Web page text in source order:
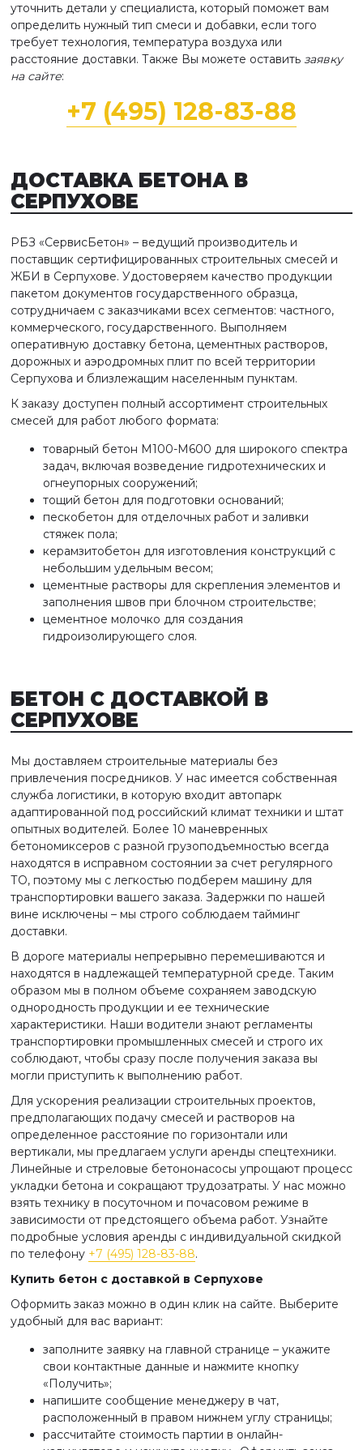
уточнить детали у специалиста, который поможет вам
определить нужный тип смеси и добавки, если того
требует технология, температура воздуха или
расстояние доставки. Также Вы можете оставить заявку
на сайте:
+7 (495) 128-83-88
ДОСТАВКА БЕТОНАВ
СЕРПУХОВЕ
РБЗ «СервисБетон» – ведущий производитель и
поставщик сертифицированных строительных смесей и
ЖБИ в Серпухове. Удостоверяем качество продукции
пакетом документов государственного образца,
сотрудничаем с заказчиками всех сегментов: частного,
коммерческого, государственного. Выполняем
оперативную доставку бетона, цементных растворов,
дорожных и аэродромных плит по всей территории
Серпухова и близлежащим населенным пунктам.
К заказу доступен полный ассортимент строительных
смесей для работ любого формата:
товарный бетон М100-М600 для широкого спектра
задач, включая возведение гидротехнических и
огнеупорных сооружений;
тощий бетон для подготовки оснований;
пескобетон для отделочных работ и заливки
стяжек пола;
керамзитобетон для изготовления конструкций с
небольшим удельным весом;
цементные растворы для скрепления элементов и
заполнения швов при блочном строительстве;
цементное молочко для создания
гидроизолирующего слоя.
БЕТОН С ДОСТАВКОЙ В
СЕРПУХОВЕ
Мы доставляем строительные материалы без
привлечения посредников. У нас имеется собственная
служба логистики, в которую входит автопарк
адаптированной под российский климат техники и штат
опытных водителей. Более 10 маневренных
бетономиксеров с разной грузоподъемностью всегда
находятся в исправном состоянии за счет регулярного
ТО, поэтому мы с легкостью подберем машину для
транспортировки вашего заказа. Задержки по нашей
вине исключены – мы строго соблюдаем тайминг
доставки.
В дороге материалы непрерывно перемешиваются и
находятся в надлежащей температурной среде. Таким
образом мы в полном объеме сохраняем заводскую
однородность продукции и ее технические
характеристики. Наши водители знают регламенты
транспортировки промышленных смесей и строго их
соблюдают, чтобы сразу после получения заказа вы
могли приступить к выполнению работ.
Для ускорения реализации строительных проектов,
предполагающих подачу смесей и растворов на
определенное расстояние по горизонтали или
вертикали, мы предлагаем услуги аренды спецтехники.
Линейные и стреловые бетононасосы упрощают процесс
укладки бетона и сокращают трудозатраты. У нас можно
взять технику в посуточном и почасовом режиме в
зависимости от предстоящего объема работ. Узнайте
подробные условия аренды с индивидуальной скидкой
по телефону +7 (495) 128-83-88.
Купить бетон с доставкой в Серпухове
Оформить заказ можно в один клик на сайте. Выберите
удобный для вас вариант:
заполните заявку на главной странице – укажите
свои контактные данные и нажмите кнопку
«Получить»;
напишите сообщение менеджеру в чат,
расположенный в правом нижнем углу страницы;
рассчитайте стоимость партии в онлайн-